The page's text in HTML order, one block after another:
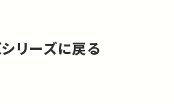
シリーズに戻る